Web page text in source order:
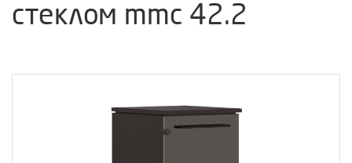
стеклом mmc 42.2